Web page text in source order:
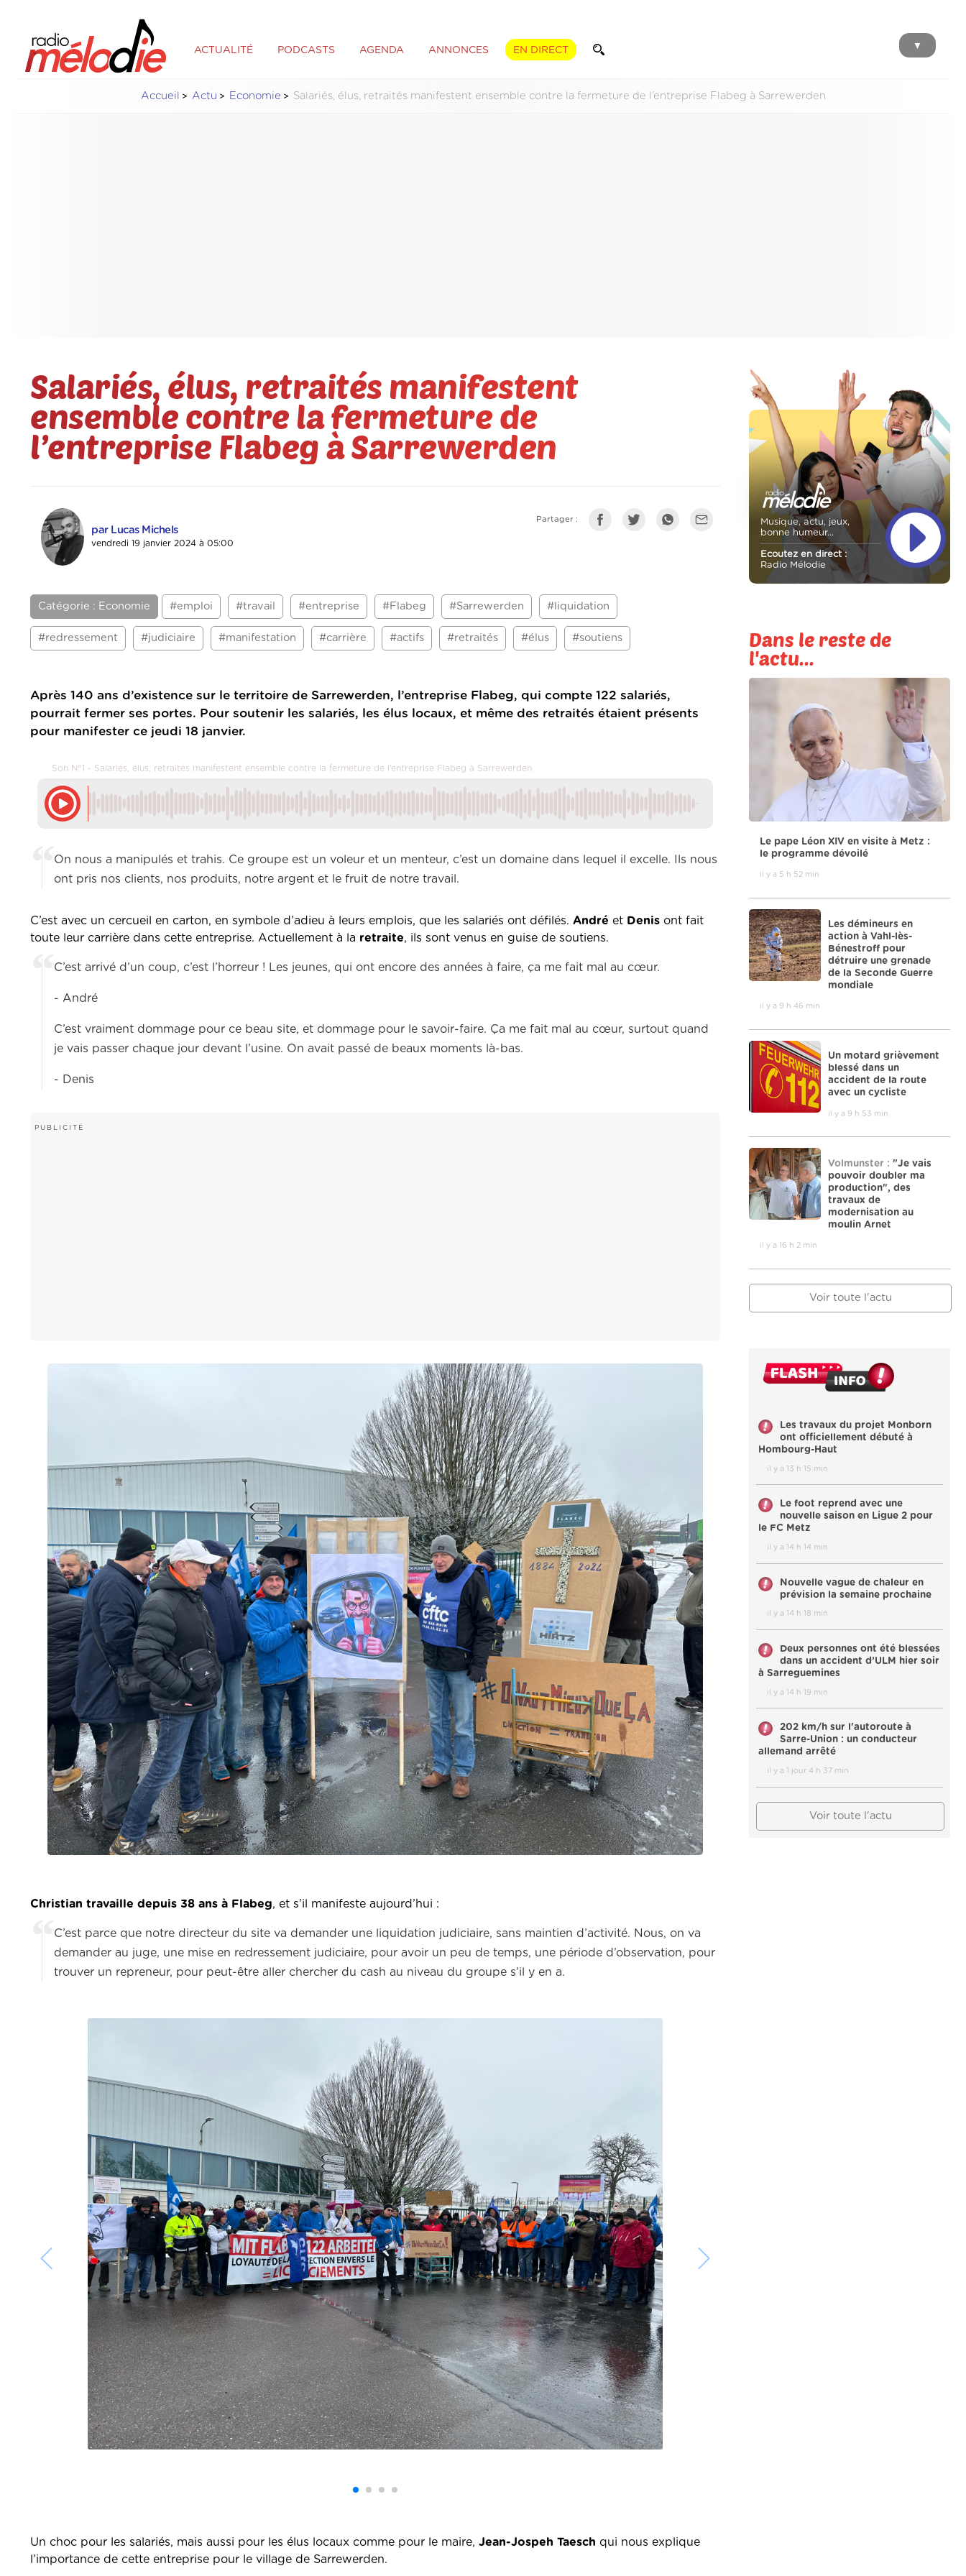
ACTUALITÉ PODCASTS AGENDA ANNONCES EN DIRECT ▼
Accueil Actu Economie Salariés, élus, retraités manifestent ensemble contre la fermeture de l’entreprise Flabeg à Sarrewerden
Salariés, élus, retraités manifestent
ensemble contre la fermeture de
l’entreprise Flabeg à Sarrewerden
par Lucas Michels
vendredi 19 janvier 2024 à 05:00
Partager :
Catégorie : Economie #emploi #travail #entreprise #Flabeg #Sarrewerden #liquidation
#redressement #judiciaire #manifestation #carrière #actifs #retraités #élus #soutiens
Après 140 ans d’existence sur le territoire de Sarrewerden, l’entreprise Flabeg, qui compte 122 salariés,
pourrait fermer ses portes. Pour soutenir les salariés, les élus locaux, et même des retraités étaient présents
pour manifester ce jeudi 18 janvier.
Son N°1 - Salariés, élus, retraités manifestent ensemble contre la fermeture de l’entreprise Flabeg à Sarrewerden
On nous a manipulés et trahis. Ce groupe est un voleur et un menteur, c’est un domaine dans lequel il excelle. Ils nous
ont pris nos clients, nos produits, notre argent et le fruit de notre travail.
C’est avec un cercueil en carton, en symbole d’adieu à leurs emplois, que les salariés ont défilés. André et Denis ont fait
toute leur carrière dans cette entreprise. Actuellement à la retraite, ils sont venus en guise de soutiens.
C’est arrivé d’un coup, c’est l’horreur ! Les jeunes, qui ont encore des années à faire, ça me fait mal au cœur.
- André
C’est vraiment dommage pour ce beau site, et dommage pour le savoir-faire. Ça me fait mal au cœur, surtout quand
je vais passer chaque jour devant l’usine. On avait passé de beaux moments là-bas.
- Denis
Christian travaille depuis 38 ans à Flabeg, et s’il manifeste aujourd’hui :
C’est parce que notre directeur du site va demander une liquidation judiciaire, sans maintien d’activité. Nous, on va
demander au juge, une mise en redressement judiciaire, pour avoir un peu de temps, une période d’observation, pour
trouver un repreneur, pour peut-être aller chercher du cash au niveau du groupe s’il y en a.
Un choc pour les salariés, mais aussi pour les élus locaux comme pour le maire, Jean-Jospeh Taesch qui nous explique
l’importance de cette entreprise pour le village de Sarrewerden.
Musique, actu, jeux,
bonne humeur...
Ecoutez en direct :
Radio Mélodie
Dans le reste de
l'actu...
Le pape Léon XIV en visite à Metz :
le programme dévoilé
il y a 5 h 52 min
Les démineurs en
action à Vahl-lès-
Bénestroff pour
détruire une grenade
de la Seconde Guerre
mondiale
il y a 9 h 46 min
Un motard grièvement
blessé dans un
accident de la route
avec un cycliste
il y a 9 h 53 min
Volmunster : "Je vais
pouvoir doubler ma
production", des
travaux de
modernisation au
moulin Arnet
il y a 16 h 2 min
Voir toute l'actu
Les travaux du projet Monborn
ont officiellement débuté à
Hombourg-Haut
il y a 13 h 15 min
Le foot reprend avec une
nouvelle saison en Ligue 2 pour
le FC Metz
il y a 14 h 14 min
Nouvelle vague de chaleur en
prévision la semaine prochaine
il y a 14 h 18 min
Deux personnes ont été blessées
dans un accident d’ULM hier soir
à Sarreguemines
il y a 14 h 19 min
202 km/h sur l'autoroute à
Sarre-Union : un conducteur
allemand arrêté
il y a 1 jour 4 h 37 min
Voir toute l'actu